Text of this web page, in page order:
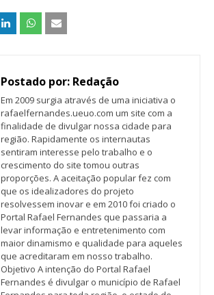
Postado por: Redação
Em 2009 surgia através de uma iniciativa o
rafaelfernandes.ueuo.com um site com a
finalidade de divulgar nossa cidade para
região. Rapidamente os internautas
sentiram interesse pelo trabalho e o
crescimento do site tomou outras
proporções. A aceitação popular fez com
que os idealizadores do projeto
resolvessem inovar e em 2010 foi criado o
Portal Rafael Fernandes que passaria a
levar informação e entretenimento com
maior dinamismo e qualidade para aqueles
que acreditaram em nosso trabalho.
Objetivo A intenção do Portal Rafael
Fernandes é divulgar o município de Rafael